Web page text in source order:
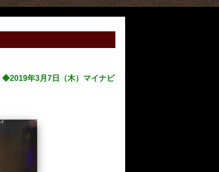
◆2019年3月7日（木）マイナビ